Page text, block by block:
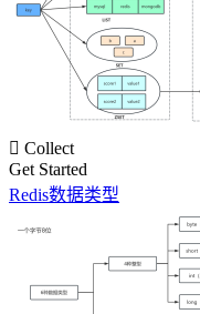
 Collect
Get Started
Redis数据类型